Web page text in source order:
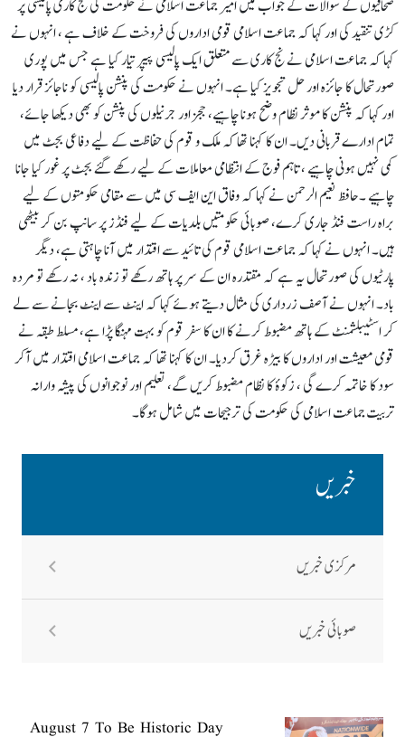
صحافیوں کے سوالات کے جواب میں امیر جماعت اسلامی نے حکومت کی نج کاری پالیسی پر
کڑی تنقید کی اور کہا کہ جماعت اسلامی قومی اداروں کی فروخت کے خلاف ہے ، انہوں نے
کہا کہ جماعت اسلامی نے نج کاری سے متعلق ایک پالیسی پیپر تیار کیا ہے جس میں پوری
صورتحال کا جائزہ اور حل تجویز کیا ہے۔ انہوں نے حکومت کی پنشن پالیسی کو ناجائز قرار دیا
اور کہا کہ پنشن کا موثر نظام وضح ہونا چاہیے، ججز اور جرنیلوں کی پنشن کو بھی دیکھا جائے،
تمام ادارے قربانی دیں۔ ان کا کہنا تھا کہ ملک و قوم کی حفاظت کے لیے دفاعی بجٹ میں
کمی نہیں ہونی چاہیے ، تاہم فوج کے انتظامی معاملات کے لیے رکھے گئے بجٹ پر غور کیا جانا
چاہیے ۔حافظ نعیم الرحمن نے کہا کہ وفاق این ایف سی میں سے مقامی حکومتوں کے لیے
براہ راست فنڈ جاری کرے، صوبائی حکومتیں بلدیات کے لیے فنڈز پر سانپ بن کر بیٹھی
ہیں۔ انہوں نے کہا کہ جماعت اسلامی قوم کی تائید سے اقتدار میں آنا چاہتی ہے، دیگر
پارٹیوں کی صورتحال یہ ہے کہ مقتدرہ ان کے سر پر ہاتھ رکھے تو زندہ باد ، نہ رکھے تو مردہ
باد۔ انہوں نے آصف زرداری کی مثال دیتے ہوئے کہا کہ اینٹ سے اینٹ بجانے سے لے
کر اسٹیبلشمنٹ کے ہاتھ مضبوط کرنے کا ان کا سفر قوم کو بہت مہنگا پڑا ہے، مسلط طبقہ نے
قومی معیشت اور اداروں کا بیڑہ غرق کردیا۔ ان کا کہنا تھا کہ جماعت اسلامی اقتدار میں آکر
سود کا خاتمہ کرے گی ، زکوۂ کا نظام مضبوط کریں گے، تعلیم اور نوجوانوں کی پیشہ وارانہ
تربیت جماعت اسلامی کی حکومت کی ترجیحات میں شامل ہوگا۔
خبریں
مرکزی خبریں
صوبائی خبریں
August 7 To Be Historic Day